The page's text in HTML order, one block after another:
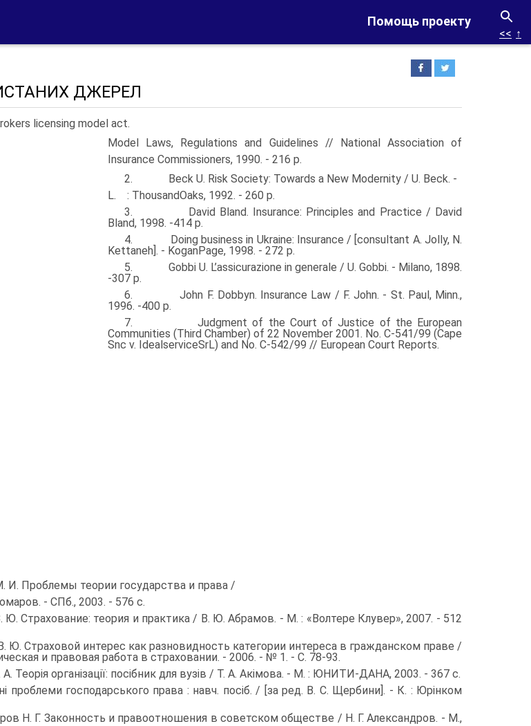
Помощь проекту
<< ↑
ДЖЕРЕЛ
licensing model act.
Model Laws, Regu­lations and Guidelines // National Association of
Insurance Commi­ssioners, 1990. - 216 p.
2. Beck U. Risk Society: Towards a New Modernity / U. Beck. -
L. : ThousandOaks, 1992. - 260 p.
3. David Bland. Insurance: Principles and Practice / David
Bland, 1998. -414 p.
4. Doing business in Ukraine: Insurance / [consultant A. Jolly, N.
Kettaneh]. - KoganPage, 1998. - 272 p.
5. Gobbi U. L’assicurazione in generale / U. Gobbi. - Milano, 1898.
-307 p.
6. John F. Dobbyn. Insurance Law / F. John. - St. Paul, Minn.,
1996. -400 p.
7. Judgment of the Court of Justice of the European
Communities (Third Chamber) of 22 November 2001. No. C-541/99 (Cape
Snc v. IdealserviceSrL) and No. C-542/99 // European Court Reports.
теории государства и права /
- СПб., 2003. - 576 с.
теория и практика / В. Ю. Аб­рамов. - М. : «Волтере Клувер», 2007. - 512
интерес как разновидность категории интереса в гражданском праве /
и правовая работа в страховании. - 2006. - № 1. - С. 78-93.
організації: посібник для вузів / Т. А. Акімова. - M. : ЮНИТИ-ДАНА, 2003. - 367 с.
господарського права : навч. посіб. / [за ред. В. С. Щербини]. - К. : Юрінком
Г. Законность и правоотношения в сове­тском обществе / Н. Г. Александров. - M.,